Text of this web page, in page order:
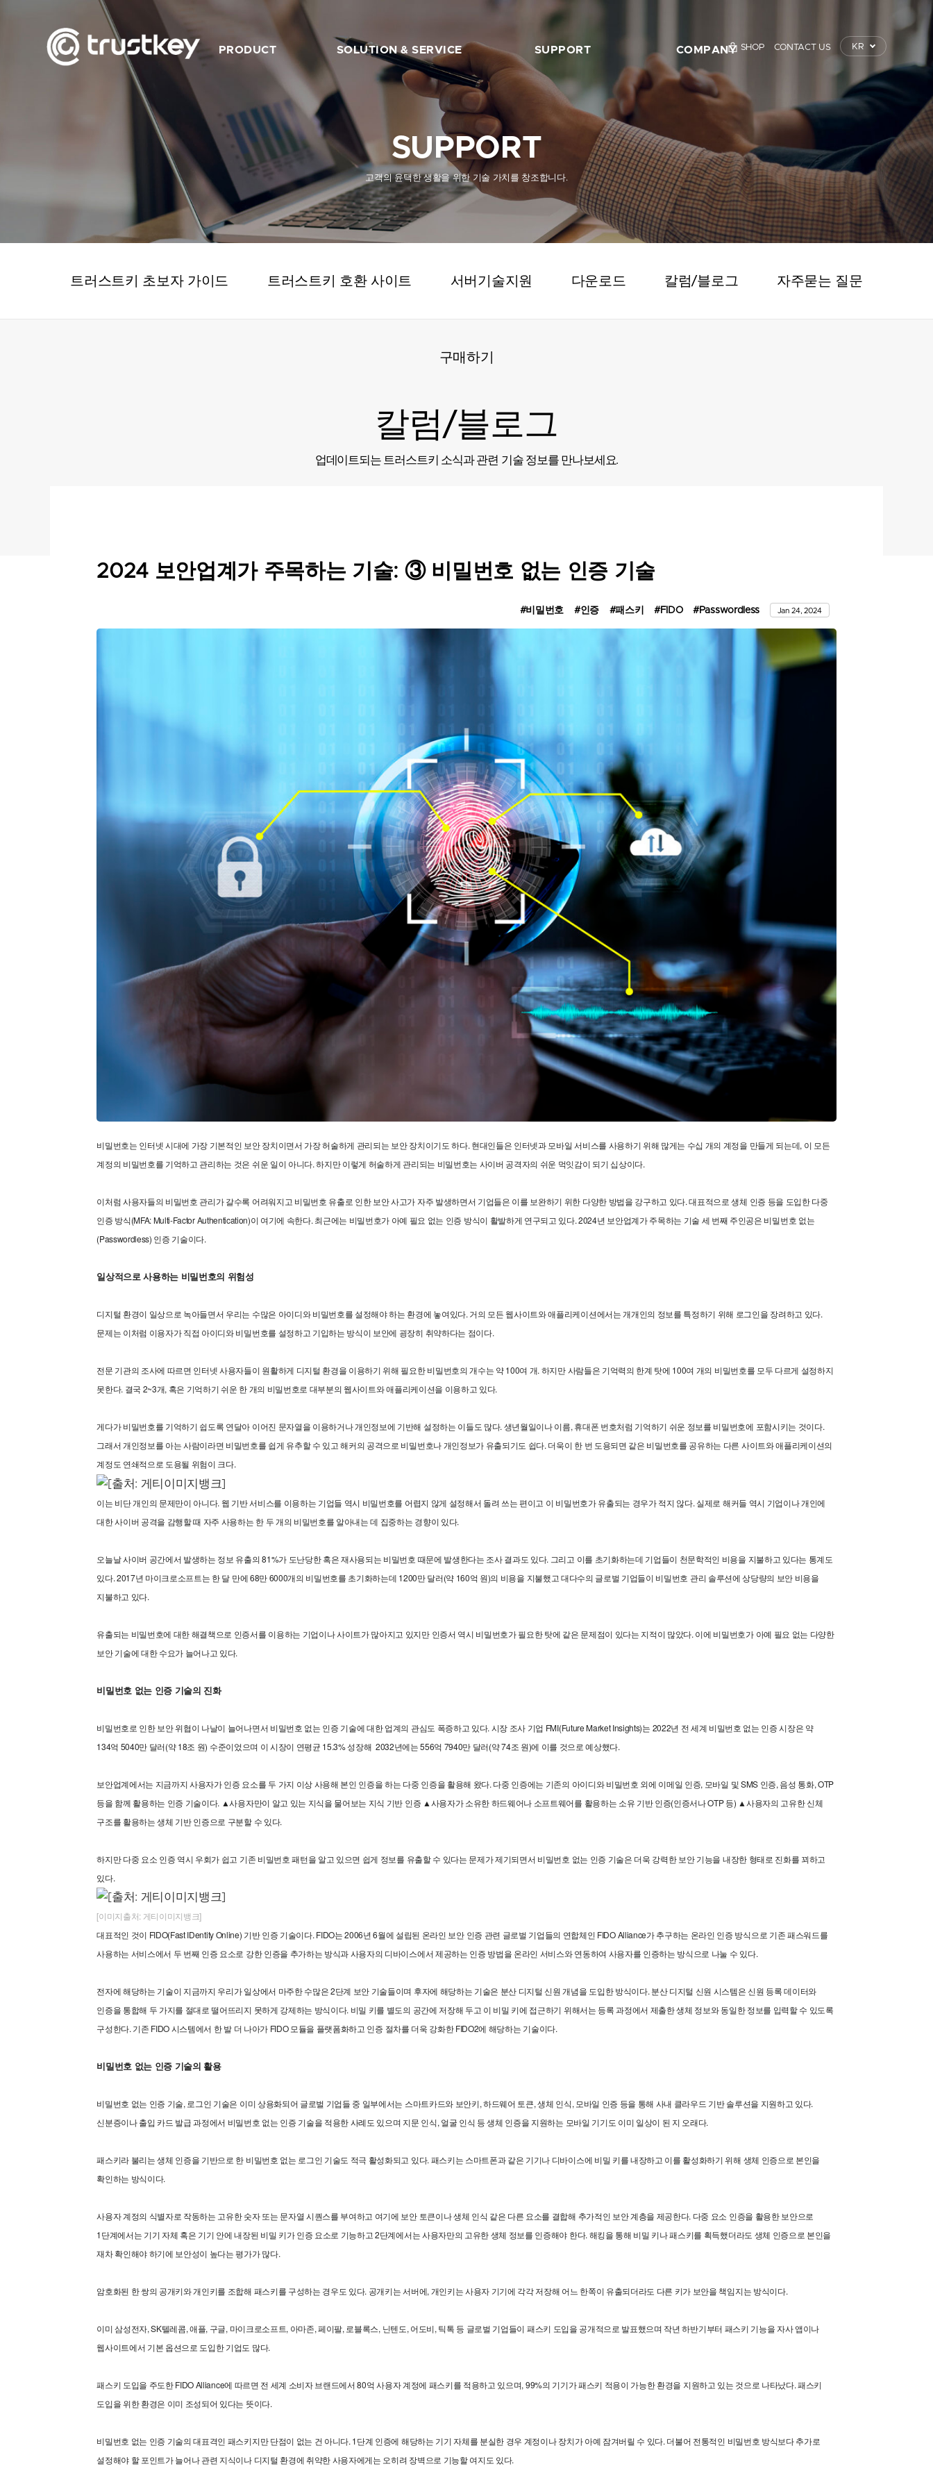
PRODUCT
트러스트키 제품개요
트러스트키 제품특징
제품 라인업
사용 가능 서비스
동영상
SOLUTION & SERVICE
FIDO2 API & 솔루션
SUPPORT
트러스트키 초보자 가이드
트러스트키 호환 사이트
칼럼/블로그
자주묻는 질문
구매하기
COMPANY
이벤트
공지사항
Contact Us
SHOP CONTACT US KR
SUPPORT
고객의 윤택한 생활을 위한 기술 가치를 창조합니다.
트러스트키 초보자 가이드 트러스트키 호환 사이트 서버기술지원 다운로드 칼럼/블로그 자주묻는 질문
구매하기
칼럼/블로그
업데이트되는 트러스트키 소식과 관련 기술 정보를 만나보세요.
2024 보안업계가 주목하는 기술: ③ 비밀번호 없는 인증 기술
#비밀번호 #인증 #패스키 #FIDO #Passwordless Jan 24, 2024
비밀번호는 인터넷 시대에 가장 기본적인 보안 장치이면서 가장 허술하게 관리되는 보안 장치이기도 하다. 현대인들은 인터넷과 모바일 서비스를 사용하기 위해 많게는 수십 개의 계정을 만들게 되는데, 이 모든
계정의 비밀번호를 기억하고 관리하는 것은 쉬운 일이 아니다. 하지만 이렇게 허술하게 관리되는 비밀번호는 사이버 공격자의 쉬운 먹잇감이 되기 십상이다.
이처럼 사용자들의 비밀번호 관리가 갈수록 어려워지고 비밀번호 유출로 인한 보안 사고가 자주 발생하면서 기업들은 이를 보완하기 위한 다양한 방법을 강구하고 있다. 대표적으로 생체 인증 등을 도입한 다중
인증 방식(MFA: Multi-Factor Authentication)이 여기에 속한다. 최근에는 비밀번호가 아예 필요 없는 인증 방식이 활발하게 연구되고 있다. 2024년 보안업계가 주목하는 기술 세 번째 주인공은 비밀번호 없는
(Passwordless) 인증 기술이다.
일상적으로 사용하는 비밀번호의 위험성
디지털 환경이 일상으로 녹아들면서 우리는 수많은 아이디와 비밀번호를 설정해야 하는 환경에 놓여있다. 거의 모든 웹사이트와 애플리케이션에서는 개개인의 정보를 특정하기 위해 로그인을 장려하고 있다.
문제는 이처럼 이용자가 직접 아이디와 비밀번호를 설정하고 기입하는 방식이 보안에 굉장히 취약하다는 점이다.
전문 기관의 조사에 따르면 인터넷 사용자들이 원활하게 디지털 환경을 이용하기 위해 필요한 비밀번호의 개수는 약 100여 개. 하지만 사람들은 기억력의 한계 탓에 100여 개의 비밀번호를 모두 다르게 설정하지
못한다. 결국 2~3개, 혹은 기억하기 쉬운 한 개의 비밀번호로 대부분의 웹사이트와 애플리케이션을 이용하고 있다.
게다가 비밀번호를 기억하기 쉽도록 연달아 이어진 문자열을 이용하거나 개인정보에 기반해 설정하는 이들도 많다. 생년월일이나 이름, 휴대폰 번호처럼 기억하기 쉬운 정보를 비밀번호에 포함시키는 것이다.
그래서 개인정보를 아는 사람이라면 비밀번호를 쉽게 유추할 수 있고 해커의 공격으로 비밀번호나 개인정보가 유출되기도 쉽다. 더욱이 한 번 도용되면 같은 비밀번호를 공유하는 다른 사이트와 애플리케이션의
계정도 연쇄적으로 도용될 위험이 크다.
이는 비단 개인의 문제만이 아니다. 웹 기반 서비스를 이용하는 기업들 역시 비밀번호를 어렵지 않게 설정해서 돌려 쓰는 편이고 이 비밀번호가 유출되는 경우가 적지 않다. 실제로 해커들 역시 기업이나 개인에
대한 사이버 공격을 감행할 때 자주 사용하는 한 두 개의 비밀번호를 알아내는 데 집중하는 경향이 있다.
오늘날 사이버 공간에서 발생하는 정보 유출의 81%가 도난당한 혹은 재사용되는 비밀번호 때문에 발생한다는 조사 결과도 있다. 그리고 이를 초기화하는데 기업들이 천문학적인 비용을 지불하고 있다는 통계도
있다. 2017년 마이크로소프트는 한 달 만에 68만 6000개의 비밀번호를 초기화하는데 1200만 달러(약 160억 원)의 비용을 지불했고 대다수의 글로벌 기업들이 비밀번호 관리 솔루션에 상당량의 보안 비용을
지불하고 있다.
유출되는 비밀번호에 대한 해결책으로 인증서를 이용하는 기업이나 사이트가 많아지고 있지만 인증서 역시 비밀번호가 필요한 탓에 같은 문제점이 있다는 지적이 많았다. 이에 비밀번호가 아예 필요 없는 다양한
보안 기술에 대한 수요가 늘어나고 있다.
비밀번호 없는 인증 기술의 진화
비밀번호로 인한 보안 위협이 나날이 늘어나면서 비밀번호 없는 인증 기술에 대한 업계의 관심도 폭증하고 있다. 시장 조사 기업 FMI(Future Market Insights)는 2022년 전 세계 비밀번호 없는 인증 시장은 약
134억 5040만 달러(약 18조 원) 수준이었으며 이 시장이 연평균 15.3% 성장해 2032년에는 556억 7940만 달러(약 74조 원)에 이를 것으로 예상했다.
보안업계에서는 지금까지 사용자가 인증 요소를 두 가지 이상 사용해 본인 인증을 하는 다중 인증을 활용해 왔다. 다중 인증에는 기존의 아이디와 비밀번호 외에 이메일 인증, 모바일 및 SMS 인증, 음성 통화, OTP
등을 함께 활용하는 인증 기술이다. ▲사용자만이 알고 있는 지식을 물어보는 지식 기반 인증 ▲사용자가 소유한 하드웨어나 소프트웨어를 활용하는 소유 기반 인증(인증서나 OTP 등) ▲사용자의 고유한 신체
구조를 활용하는 생체 기반 인증으로 구분할 수 있다.
하지만 다중 요소 인증 역시 우회가 쉽고 기존 비밀번호 패턴을 알고 있으면 쉽게 정보를 유출할 수 있다는 문제가 제기되면서 비밀번호 없는 인증 기술은 더욱 강력한 보안 기능을 내장한 형태로 진화를 꾀하고
있다.
[이미지출처: 게티이미지뱅크]
대표적인 것이 FIDO(Fast IDentity Online) 기반 인증 기술이다. FIDO는 2006년 6월에 설립된 온라인 보안 인증 관련 글로벌 기업들의 연합체인 FIDO Alliance가 추구하는 온라인 인증 방식으로 기존 패스워드를
사용하는 서비스에서 두 번째 인증 요소로 강한 인증을 추가하는 방식과 사용자의 디바이스에서 제공하는 인증 방법을 온라인 서비스와 연동하여 사용자를 인증하는 방식으로 나눌 수 있다.
전자에 해당하는 기술이 지금까지 우리가 일상에서 마주한 수많은 2단계 보안 기술들이며 후자에 해당하는 기술은 분산 디지털 신원 개념을 도입한 방식이다. 분산 디지털 신원 시스템은 신원 등록 데이터와
인증을 통합해 두 가지를 절대로 떨어뜨리지 못하게 강제하는 방식이다. 비밀 키를 별도의 공간에 저장해 두고 이 비밀 키에 접근하기 위해서는 등록 과정에서 제출한 생체 정보와 동일한 정보를 입력할 수 있도록
구성한다. 기존 FIDO 시스템에서 한 발 더 나아가 FIDO 모듈을 플랫폼화하고 인증 절차를 더욱 강화한 FIDO2에 해당하는 기술이다.
비밀번호 없는 인증 기술의 활용
비밀번호 없는 인증 기술, 로그인 기술은 이미 상용화되어 글로벌 기업들 중 일부에서는 스마트카드와 보안키, 하드웨어 토큰, 생체 인식, 모바일 인증 등을 통해 사내 클라우드 기반 솔루션을 지원하고 있다.
신분증이나 출입 카드 발급 과정에서 비밀번호 없는 인증 기술을 적용한 사례도 있으며 지문 인식, 얼굴 인식 등 생체 인증을 지원하는 모바일 기기도 이미 일상이 된 지 오래다.
패스키라 불리는 생체 인증을 기반으로 한 비밀번호 없는 로그인 기술도 적극 활성화되고 있다. 패스키는 스마트폰과 같은 기기나 디바이스에 비밀 키를 내장하고 이를 활성화하기 위해 생체 인증으로 본인을
확인하는 방식이다.
사용자 계정의 식별자로 작동하는 고유한 숫자 또는 문자열 시퀀스를 부여하고 여기에 보안 토큰이나 생체 인식 같은 다른 요소를 결합해 추가적인 보안 계층을 제공한다. 다중 요소 인증을 활용한 보안으로
1단계에서는 기기 자체 혹은 기기 안에 내장된 비밀 키가 인증 요소로 기능하고 2단계에서는 사용자만의 고유한 생체 정보를 인증해야 한다. 해킹을 통해 비밀 키나 패스키를 획득했더라도 생체 인증으로 본인을
재차 확인해야 하기에 보안성이 높다는 평가가 많다.
암호화된 한 쌍의 공개키와 개인키를 조합해 패스키를 구성하는 경우도 있다. 공개키는 서버에, 개인키는 사용자 기기에 각각 저장해 어느 한쪽이 유출되더라도 다른 키가 보안을 책임지는 방식이다.
이미 삼성전자, SK텔레콤, 애플, 구글, 마이크로소프트, 아마존, 페이팔, 로블록스, 닌텐도, 어도비, 틱톡 등 글로벌 기업들이 패스키 도입을 공개적으로 발표했으며 작년 하반기부터 패스키 기능을 자사 앱이나
웹사이트에서 기본 옵션으로 도입한 기업도 많다.
패스키 도입을 주도한 FIDO Alliance에 따르면 전 세계 소비자 브랜드에서 80억 사용자 계정에 패스키를 적용하고 있으며, 99%의 기기가 패스키 적용이 가능한 환경을 지원하고 있는 것으로 나타났다. 패스키
도입을 위한 환경은 이미 조성되어 있다는 뜻이다.
비밀번호 없는 인증 기술의 대표격인 패스키지만 단점이 없는 건 아니다. 1단계 인증에 해당하는 기기 자체를 분실한 경우 계정이나 장치가 아예 잠겨버릴 수 있다. 더불어 전통적인 비밀번호 방식보다 추가로
설정해야 할 포인트가 늘어나 관련 지식이나 디지털 환경에 취약한 사용자에게는 오히려 장벽으로 기능할 여지도 있다.